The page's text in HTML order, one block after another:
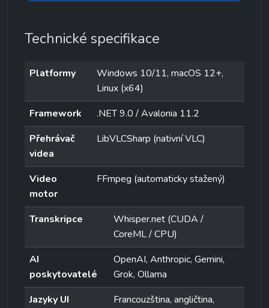
Technické specifikace
Platformy
Windows 10/11, macOS 12+,
Linux (x64)
Framework
.NET 9.0 / Avalonia 11.2
Přehrávač
videa
LibVLCSharp (nativní VLC)
Video
motor
FFmpeg (automaticky stažený)
Transkripce
Whisper.net (CUDA /
CoreML / CPU)
AI
poskytovatelé
OpenAI, Anthropic, Gemini,
Grok, Ollama
Jazyky UI
Francouzština, angličtina,